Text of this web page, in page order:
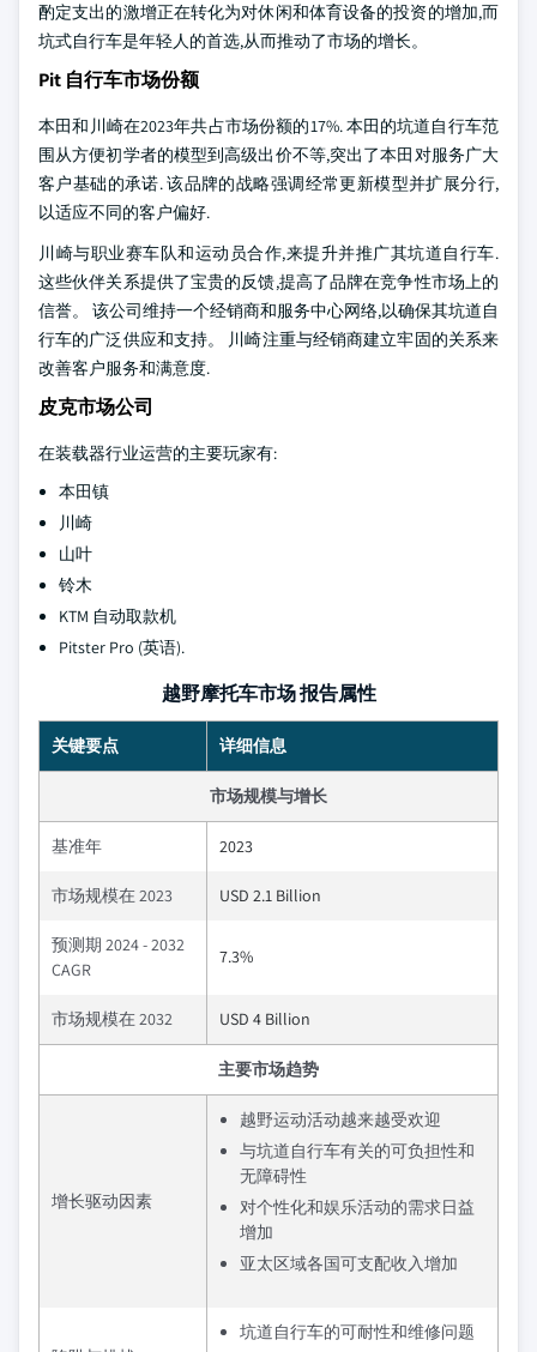
酌定支出的激增正在转化为对休闲和体育设备的投资的增加,而
坑式自行车是年轻人的首选,从而推动了市场的增长。
Pit 自行车市场份额
本田和川崎在2023年共占市场份额的17%. 本田的坑道自行车范
围从方便初学者的模型到高级出价不等,突出了本田对服务广大
客户基础的承诺. 该品牌的战略强调经常更新模型并扩展分行,
以适应不同的客户偏好.
川崎与职业赛车队和运动员合作,来提升并推广其坑道自行车.
这些伙伴关系提供了宝贵的反馈,提高了品牌在竞争性市场上的
信誉。 该公司维持一个经销商和服务中心网络,以确保其坑道自
行车的广泛供应和支持。 川崎注重与经销商建立牢固的关系来
改善客户服务和满意度.
皮克市场公司
在装载器行业运营的主要玩家有:
本田镇
川崎
山叶
铃木
KTM 自动取款机
Pitster Pro (英语).
越野摩托车市场 报告属性
关键要点 详细信息
市场规模与增长
基准年 2023
市场规模在 2023 USD 2.1 Billion
预测期 2024 - 2032
CAGR
7.3%
市场规模在 2032 USD 4 Billion
主要市场趋势
增长驱动因素
越野运动活动越来越受欢迎
与坑道自行车有关的可负担性和
无障碍性
对个性化和娱乐活动的需求日益
增加
亚太区域各国可支配收入增加
坑道自行车的可耐性和维修问题